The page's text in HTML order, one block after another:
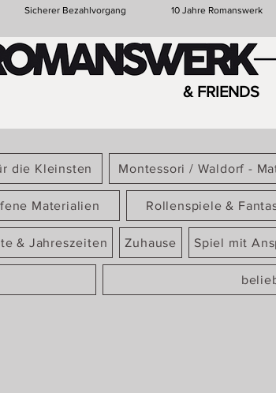
Sicherer Bezahlvorgang 10 Jahre Romanswerk
& FRIENDS
die Kleinsten Montessori / Waldorf -
Materialien Rollenspiele &
& Jahreszeiten Zuhause Spiel mit